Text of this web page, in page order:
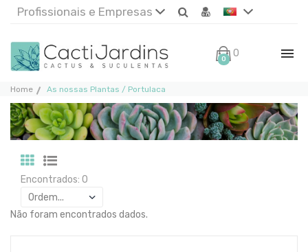
Profissionais e Empresas
0 0€
Home As nossas Plantas / Portulaca
Encontrados: 0
Não foram encontrados dados.